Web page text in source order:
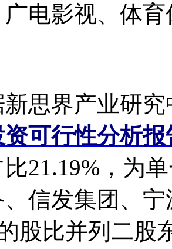
电影视、体
界产业研究
可行性分析报
21.19%，为
信发集团、
股比并列二股